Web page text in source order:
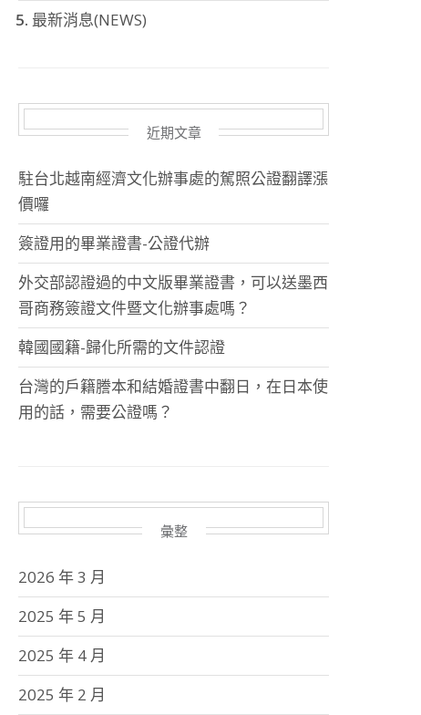
最新消息(NEWS)
近期文章
駐台北越南經濟文化辦事處的駕照公證翻譯漲
價囉
簽證用的畢業證書-公證代辦
外交部認證過的中文版畢業證書，可以送墨西
哥商務簽證文件暨文化辦事處嗎？
韓國國籍-歸化所需的文件認證
台灣的戶籍謄本和結婚證書中翻日，在日本使
用的話，需要公證嗎？
彙整
2026 年 3 月
2025 年 5 月
2025 年 4 月
2025 年 2 月